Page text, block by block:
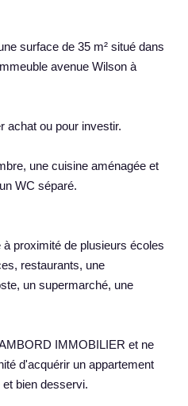
surface de 35 m² situé dans
avenue Wilson à
achat ou pour investir.
une cuisine aménagée et
WC séparé.
proximité de plusieurs écoles
restaurants, une
un supermarché, une
IMMOBILIER et ne
d'acquérir un appartement
bien desservi.